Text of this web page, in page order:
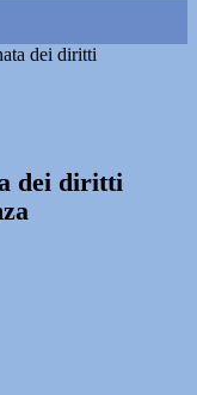
dei diritti
dei diritti